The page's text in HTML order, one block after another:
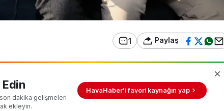
1 Paylaş
dakika gelişmeleri
ekleyin.
HavaHaber'i favori kaynağın yap